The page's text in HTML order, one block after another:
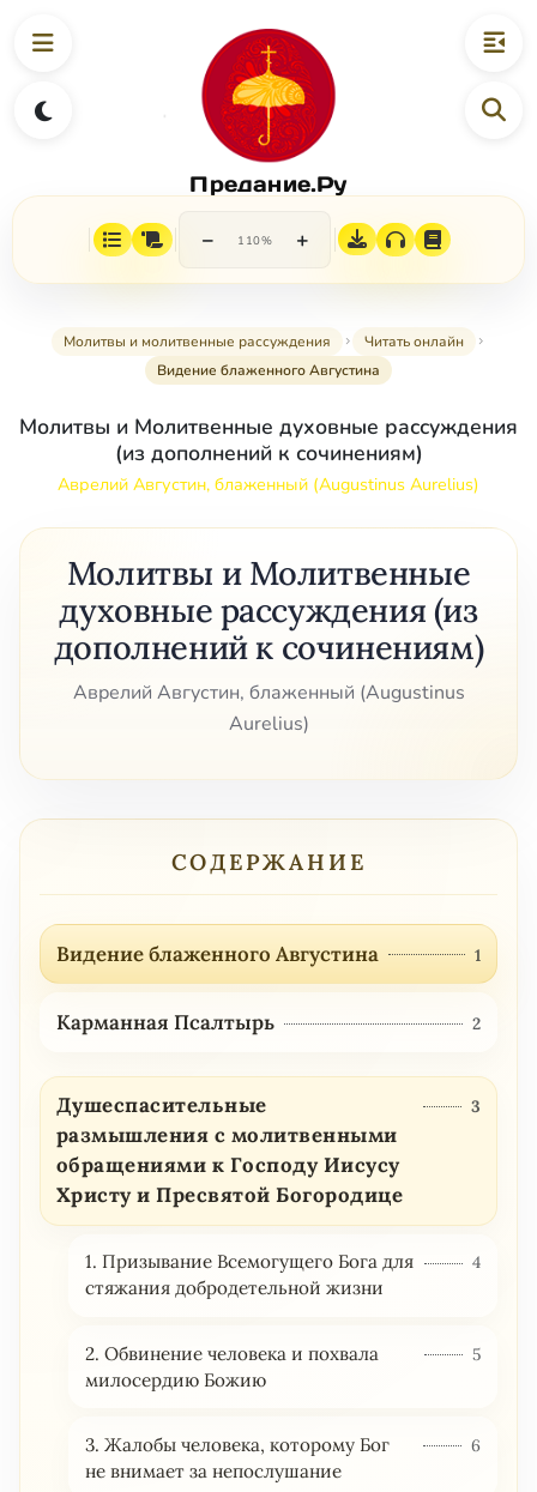
Предание.Ру
− 110% +
Молитвы и молитвенные рассуждения
Читать онлайн
Видение блаженного Августина
Молитвы и Молитвенные духовные рассуждения
(из дополнений к сочинениям)
Аврелий Августин, блаженный (Augustinus Aurelius)
Молитвы и Молитвенные
духовные рассуждения (из
дополнений к сочинениям)
Аврелий Августин, блаженный (Augustinus
Aurelius)
СОДЕРЖАНИЕ
Видение блаженного Августина 1
Карманная Псалтырь 2
Душеспасительные
размышления с молитвенными
обращениями к Господу Иисусу
Христу и Пресвятой Богородице
3
1. Призывание Всемогущего Бога для
стяжания добродетельной жизни
4
2. Обвинение человека и похвала
милосердию Божию
5
3. Жалобы человека, которому Бог
не внимает за непослушание
6